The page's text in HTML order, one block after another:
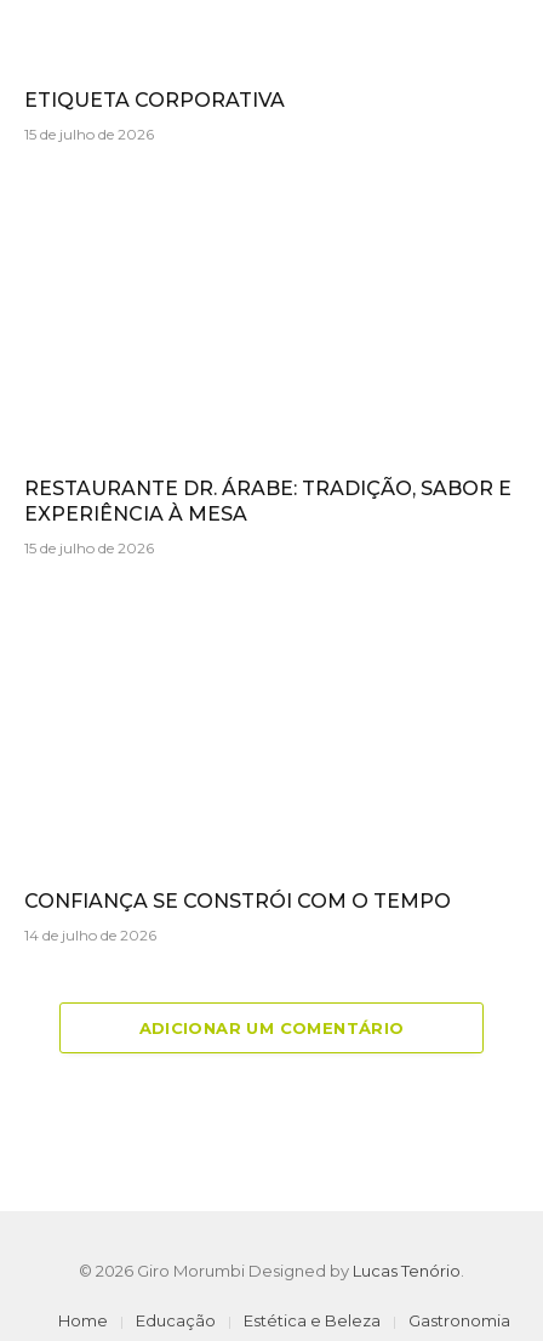
ETIQUETA CORPORATIVA
15 de julho de 2026
RESTAURANTE DR. ÁRABE: TRADIÇÃO, SABOR E
EXPERIÊNCIA À MESA
15 de julho de 2026
CONFIANÇA SE CONSTRÓI COM O TEMPO
14 de julho de 2026
ADICIONAR UM COMENTÁRIO
© 2026 Giro Morumbi Designed by Lucas Tenório.
Home Educação Estética e Beleza Gastronomia